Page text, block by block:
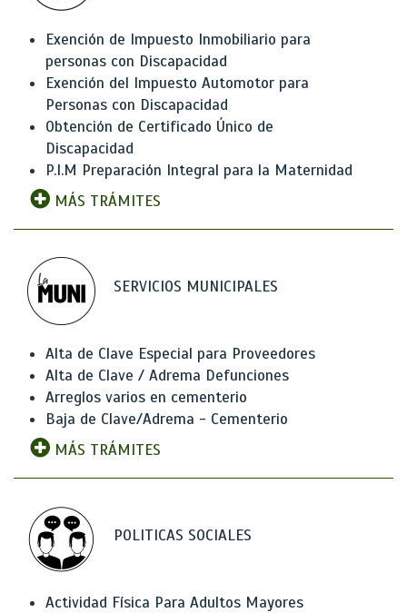
Exención de Impuesto Inmobiliario para
personas con Discapacidad
Exención del Impuesto Automotor para
Personas con Discapacidad
Obtención de Certificado Único de
Discapacidad
P.I.M Preparación Integral para la Maternidad
MÁS TRÁMITES
SERVICIOS MUNICIPALES
Alta de Clave Especial para Proveedores
Alta de Clave / Adrema Defunciones
Arreglos varios en cementerio
Baja de Clave/Adrema - Cementerio
MÁS TRÁMITES
POLITICAS SOCIALES
Actividad Física Para Adultos Mayores